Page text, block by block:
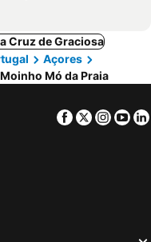
Cruz de Graciosa
Açores
Moinho Mó da Praia
Facebook
Twitter